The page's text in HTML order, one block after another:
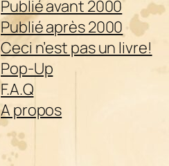
Publié avant 2000
Publié après 2000
Ceci n’est pas un livre!
Pop-Up
F.A.Q
A propos